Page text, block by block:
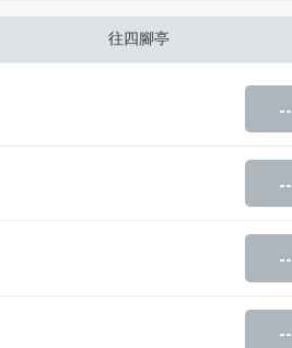
往四腳亭
--
--
--
--